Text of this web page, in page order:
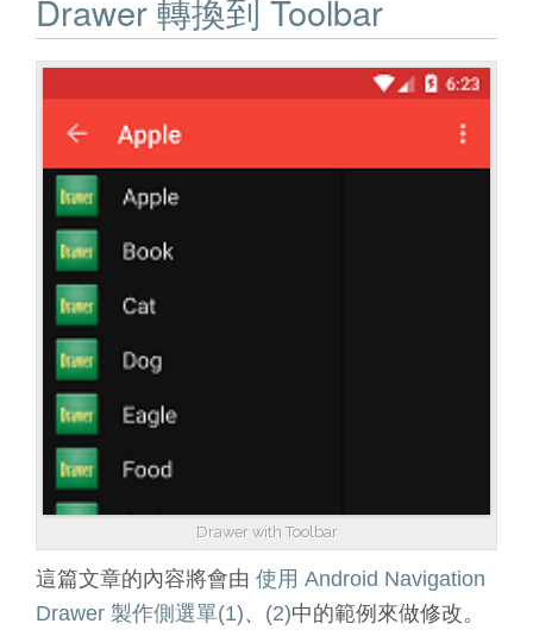
Drawer 轉換到 Toolbar
Drawer with Toolbar
這篇文章的內容將會由 使用 Android Navigation
Drawer 製作側選單(1)、 (2)中的範例來做修改。